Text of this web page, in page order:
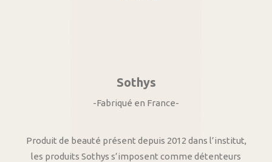
Sothys
-Fabriqué en France-
Produit de beauté présent depuis 2012 dans l’institut,
les produits Sothys s’imposent comme détenteurs